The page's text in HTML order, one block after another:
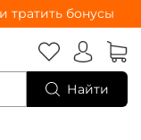
тратить бонусы
Найти